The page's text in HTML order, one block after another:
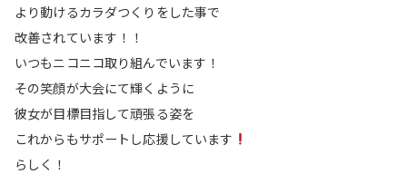
より動けるカラダつくりをした事で
改善されています！！
いつもニコニコ取り組んでいます！
その笑顔が大会にて輝くように
彼女が目標目指して頑張る姿を
これからもサポートし応援しています
らしく！